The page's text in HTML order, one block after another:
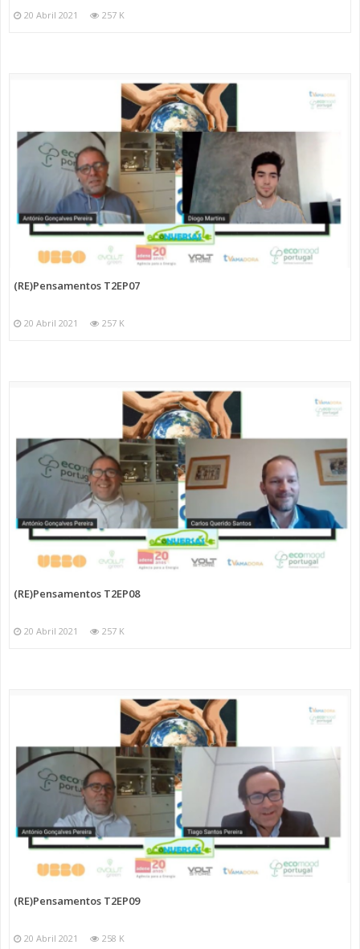
20 Abril 2021 257 K
(RE)Pensamentos T2EP07
20 Abril 2021 257 K
(RE)Pensamentos T2EP08
20 Abril 2021 257 K
(RE)Pensamentos T2EP09
20 Abril 2021 258 K